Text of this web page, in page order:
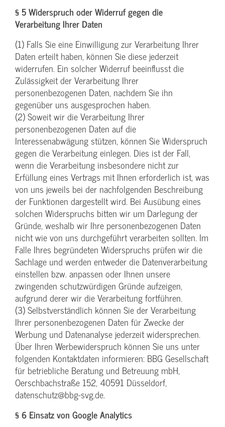
§ 5 Widerspruch oder Widerruf gegen die
Verarbeitung Ihrer Daten
(1) Falls Sie eine Einwilligung zur Verarbeitung Ihrer
Daten erteilt haben, können Sie diese jederzeit
widerrufen. Ein solcher Widerruf beeinflusst die
Zulässigkeit der Verarbeitung Ihrer
personenbezogenen Daten, nachdem Sie ihn
gegenüber uns ausgesprochen haben.
(2) Soweit wir die Verarbeitung Ihrer
personenbezogenen Daten auf die
Interessenabwägung stützen, können Sie Widerspruch
gegen die Verarbeitung einlegen. Dies ist der Fall,
wenn die Verarbeitung insbesondere nicht zur
Erfüllung eines Vertrags mit Ihnen erforderlich ist, was
von uns jeweils bei der nachfolgenden Beschreibung
der Funktionen dargestellt wird. Bei Ausübung eines
solchen Widerspruchs bitten wir um Darlegung der
Gründe, weshalb wir Ihre personenbezogenen Daten
nicht wie von uns durchgeführt verarbeiten sollten. Im
Falle Ihres begründeten Widerspruchs prüfen wir die
Sachlage und werden entweder die Datenverarbeitung
einstellen bzw. anpassen oder Ihnen unsere
zwingenden schutzwürdigen Gründe aufzeigen,
aufgrund derer wir die Verarbeitung fortführen.
(3) Selbstverständlich können Sie der Verarbeitung
Ihrer personenbezogenen Daten für Zwecke der
Werbung und Datenanalyse jederzeit widersprechen.
Über Ihren Werbewiderspruch können Sie uns unter
folgenden Kontaktdaten informieren: BBG Gesellschaft
für betriebliche Beratung und Betreuung mbH,
Oerschbachstraße 152, 40591 Düsseldorf,
datenschutz@bbg-svg.de.
§ 6 Einsatz von Google Analytics